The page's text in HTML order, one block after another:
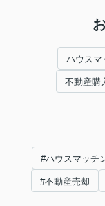
ハウスマ
不動産購
#ハウスマッチ
#不動産売却